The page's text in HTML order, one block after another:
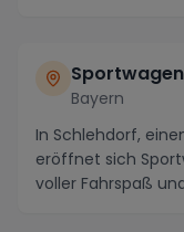
Bayern
In Schlehdorf,
eröffnet sich
voller Fahrspaß